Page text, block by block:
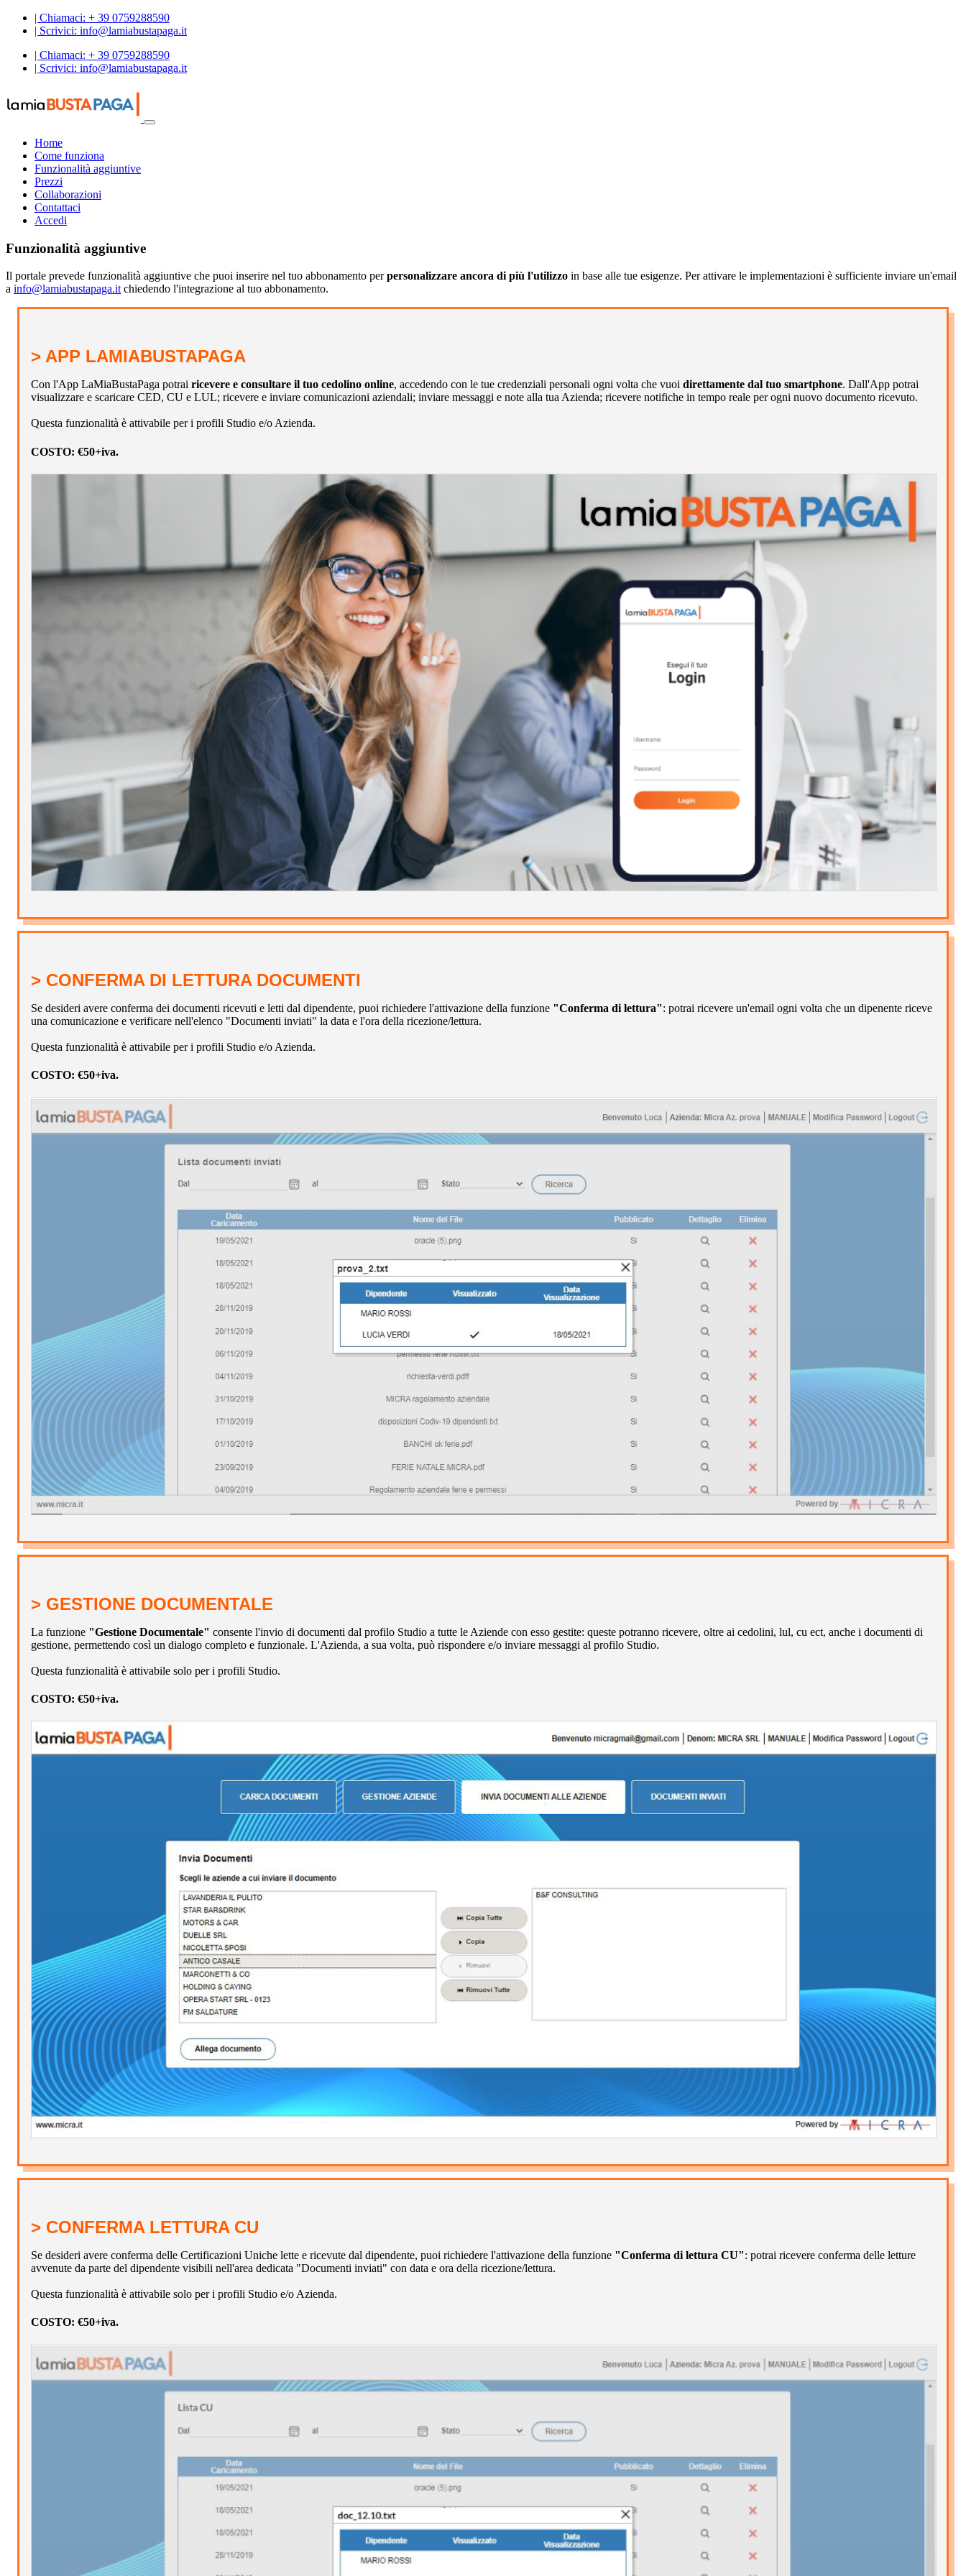
| Chiamaci: + 39 0759288590
| Scrivici: info@lamiabustapaga.it
| Chiamaci: + 39 0759288590
| Scrivici: info@lamiabustapaga.it
Home
Come funziona
Funzionalità aggiuntive
Prezzi
Collaborazioni
Contattaci
Accedi
Funzionalità aggiuntive
Il portale prevede funzionalità aggiuntive che puoi inserire nel tuo abbonamento perpersonalizzare ancora di più l'utilizzo in base alle tue esigenze. Per attivare le implementazioni è sufficiente inviare un'email
a info@lamiabustapaga.itchiedendo l'integrazione al tuo abbonamento.
> APP LAMIABUSTAPAGA
Con l'App LaMiaBustaPaga potrai ricevere e consultare il tuo cedolino online, accedendo con le tue credenziali personali ogni volta che vuoi direttamente dal tuo smartphone. Dall'App potrai
visualizzare e scaricare CED, CU e LUL; ricevere e inviare comunicazioni aziendali; inviare messaggi e note alla tua Azienda; ricevere notifiche in tempo reale per ogni nuovo documento ricevuto.
Questa funzionalità è attivabile per i profili Studio e/o Azienda.
COSTO: €50+iva.
> CONFERMA DI LETTURA DOCUMENTI
Se desideri avere conferma dei documenti ricevuti e letti dal dipendente, puoi richiedere l'attivazione della funzione "Conferma di lettura": potrai ricevere un'email ogni volta che un dipenente riceve
una comunicazione e verificare nell'elenco "Documenti inviati" la data e l'ora della ricezione/lettura.
Questa funzionalità è attivabile per i profili Studio e/o Azienda.
COSTO: €50+iva.
> GESTIONE DOCUMENTALE
La funzione "Gestione Documentale" consente l'invio di documenti dal profilo Studio a tutte le Aziende con esso gestite: queste potranno ricevere, oltre ai cedolini, lul, cu ect, anche i documenti di
gestione, permettendo così un dialogo completo e funzionale. L'Azienda, a sua volta, può rispondere e/o inviare messaggi al profilo Studio.
Questa funzionalità è attivabile solo per i profili Studio.
COSTO: €50+iva.
> CONFERMA LETTURA CU
Se desideri avere conferma delle Certificazioni Uniche lette e ricevute dal dipendente, puoi richiedere l'attivazione della funzione "Conferma di lettura CU": potrai ricevere conferma delle letture
avvenute da parte del dipendente visibili nell'area dedicata "Documenti inviati" con data e ora della ricezione/lettura.
Questa funzionalità è attivabile solo per i profili Studio e/o Azienda.
COSTO: €50+iva.